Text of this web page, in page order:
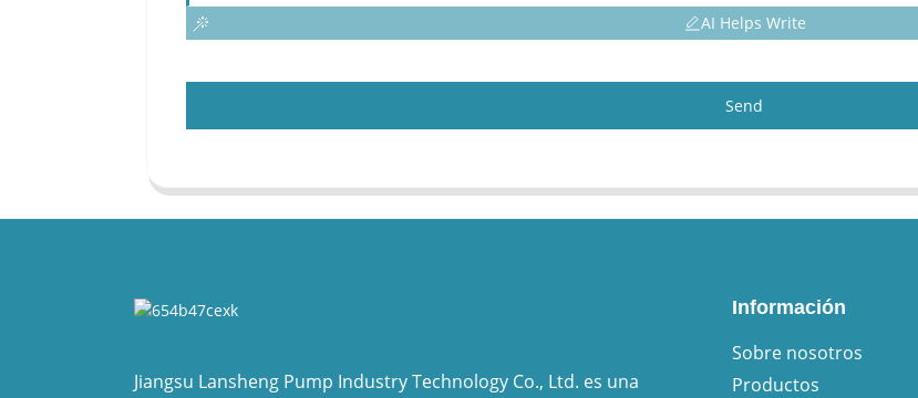
AI Helps Write
Send
Jiangsu Lansheng Pump Industry Technology Co., Ltd. es una
Información
Sobre nosotros
Productos